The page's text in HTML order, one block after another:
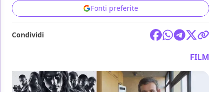
Fonti preferite
Condividi
FILM